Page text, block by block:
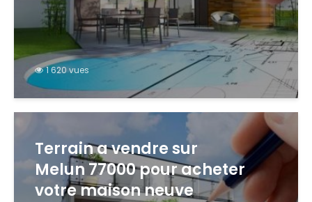
1 620 vues
Terrain a vendre sur
Melun 77000 pour acheter
votre maison neuve